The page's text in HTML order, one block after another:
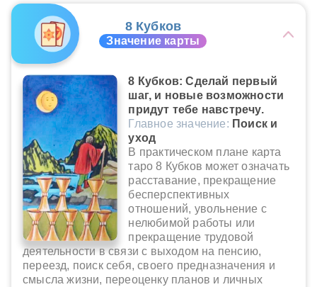
8 Кубков
Значение карты
8 Кубков: Сделай первый
шаг, и новые возможности
придут тебе навстречу.
Главное значение: Поиск и
уход
В практическом плане карта
таро 8 Кубков может означать
расставание, прекращение
бесперспективных
отношений, увольнение с
нелюбимой работы или
прекращение трудовой
деятельности в связи с выходом на пенсию,
переезд, поиск себя, своего предназначения и
смысла жизни, переоценку планов и личных